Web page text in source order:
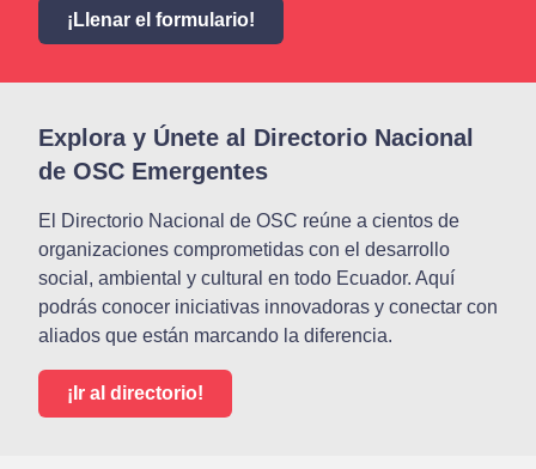
¡Llenar el formulario!
Explora y Únete al Directorio Nacional
de OSC Emergentes
El Directorio Nacional de OSC reúne a cientos de
organizaciones comprometidas con el desarrollo
social, ambiental y cultural en todo Ecuador. Aquí
podrás conocer iniciativas innovadoras y conectar con
aliados que están marcando la diferencia.
¡Ir al directorio!